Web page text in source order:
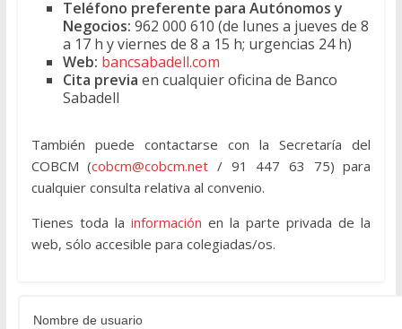
Teléfono preferente para Autónomos y
Negocios: 962 000 610 (de lunes a jueves de 8
a 17 h y viernes de 8 a 15 h; urgencias 24 h)
Web: bancsabadell.com
Cita previa en cualquier oficina de Banco
Sabadell
También puede contactarse con la Secretaría del
COBCM (cobcm@cobcm.net / 91 447 63 75) para
cualquier consulta relativa al convenio.
Tienes toda la información en la parte privada de la
web, sólo accesible para colegiadas/os.
Nombre de usuario